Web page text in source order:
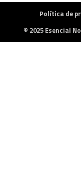
Política de
© 2025 Esencial